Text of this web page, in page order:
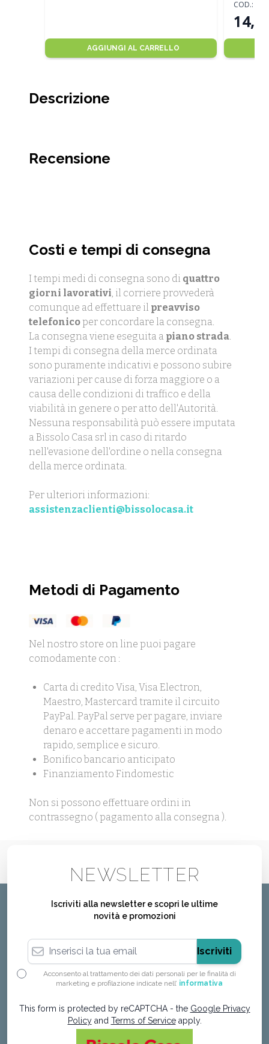
AGGIUNGI AL CARRELLO
COD.:
Descrizione
Recensione
Costi e tempi di consegna
I tempi medi di consegna sono di quattro
giorni lavorativi , il corriere provvederà
comunque ad effettuare il preavviso
telefonicoper concordare la consegna.
La consegna viene eseguita a piano strada
I tempi di consegna della merce ordinata
sono puramente indicativi e possono subire
variazioni per cause di forza maggiore o a
causa delle condizioni di traffico e della
viabilità in genere o per atto dell'Autorità.
Nessuna responsabilità può essere imputata
a Bissolo Casa srl in caso di ritardo
nell'evasione dell'ordine o nella consegna
della merce ordinata.
Per ulteriori informazioni:
assistenzaclienti@bissolocasa.it
Metodi di Pagamento
Nel nostro store on line puoi pagare
comodamente con :
Carta di credito Visa, Visa Electron,
Maestro, Mastercard tramite il circuito
PayPal. PayPal serve per pagare, inviare
denaro e accettare pagamenti in modo
rapido, semplice e sicuro.
Bonifico bancario anticipato
Finanziamento Findomestic
Non si possono effettuare ordini in
contrassegno ( pagamento alla consegna ).
NEWSLETTER
Iscriviti alla newsletter e scopri le ultime
novità e promozioni
Indirizzo email
Iscriviti
Acconsento al trattamento dei dati personali per le finalità di
marketing e profilazione indicate nell’ informativa
This form is protected by reCAPTCHA - the Google Privacy
Policyand Terms of Serviceapply.